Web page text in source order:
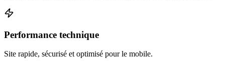
Performance technique
Site rapide, sécurisé et optimisé pour le mobile.